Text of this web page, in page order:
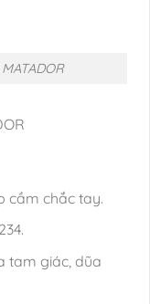
cầm chắc tay.
tam giác, dũa